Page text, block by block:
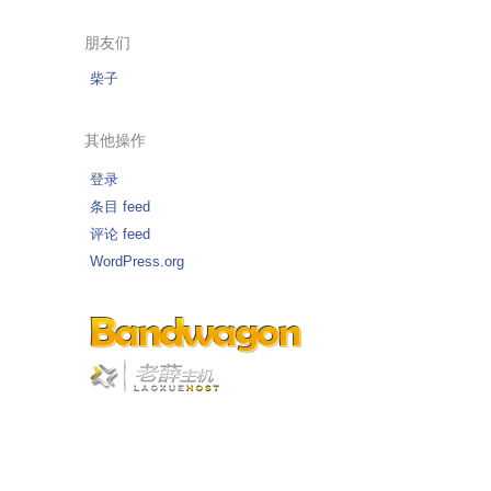
朋友们
柴子
其他操作
登录
条目 feed
评论 feed
WordPress.org